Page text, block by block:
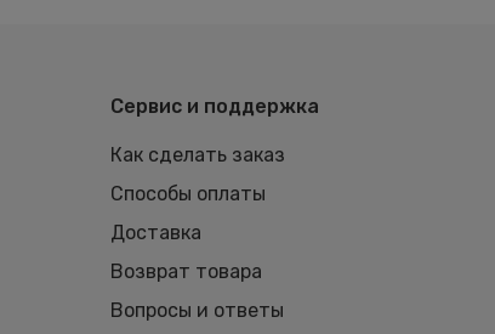
Сервис и поддержка
Как сделать заказ
Способы оплаты
Доставка
Возврат товара
Вопросы и ответы